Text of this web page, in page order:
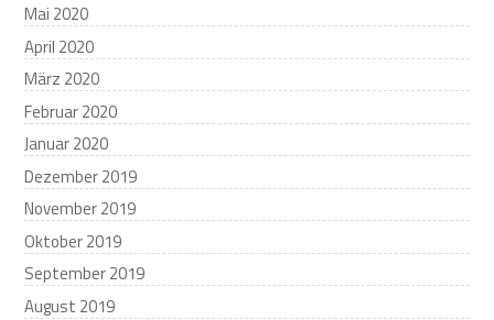
Mai 2020
April 2020
März 2020
Februar 2020
Januar 2020
Dezember 2019
November 2019
Oktober 2019
September 2019
August 2019